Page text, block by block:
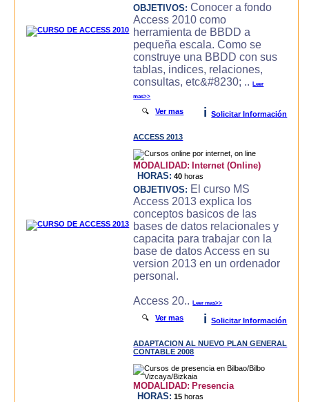
OBJETIVOS: Conocer a fondo
Access 2010 como
herramienta de BBDD a
pequeña escala. Como se
construye una BBDD con sus
tablas, indices, relaciones,
consultas, etc&#8230; ..Leer
mas>>
🔍Ver mas i Solicitar Información
ACCESS 2013
MODALIDAD: Internet (Online)
HORAS: 40 horas
OBJETIVOS: El curso MS
Access 2013 explica los
conceptos basicos de las
bases de datos relacionales y
capacita para trabajar con la
base de datos Access en su
version 2013 en un ordenador
personal.
Access 20..Leer mas>>
🔍Ver mas i Solicitar Información
ADAPTACION AL NUEVO PLAN GENERAL
CONTABLE 2008
MODALIDAD: Presencia
HORAS: 15 horas